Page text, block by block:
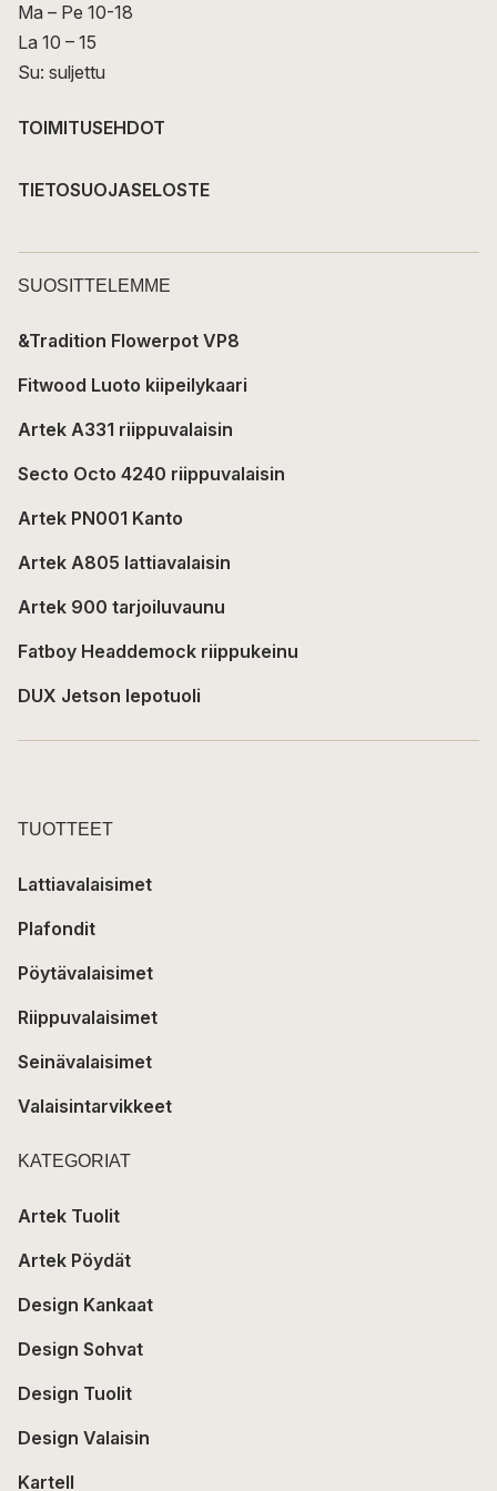
Ma – Pe 10-18
La 10 – 15
Su: suljettu
TOIMITUSEHDOT
TIETOSUOJASELOSTE
SUOSITTELEMME
&Tradition Flowerpot VP8
Fitwood Luoto kiipeilykaari
Artek A331 riippuvalaisin
Secto Octo 4240 riippuvalaisin
Artek PN001 Kanto
Artek A805 lattiavalaisin
Artek 900 tarjoiluvaunu
Fatboy Headdemock riippukeinu
DUX Jetson lepotuoli
TUOTTEET
Lattiavalaisimet
Plafondit
Pöytävalaisimet
Riippuvalaisimet
Seinävalaisimet
Valaisintarvikkeet
KATEGORIAT
Artek Tuolit
Artek Pöydät
Design Kankaat
Design Sohvat
Design Tuolit
Design Valaisin
Kartell